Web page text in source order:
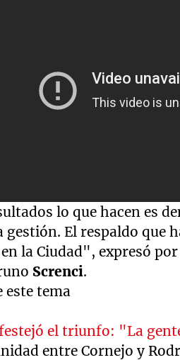
lo que hacen es
gestión. El respaldo que
la Ciudad", expresó
Screnci.
este tema
el triunfo: "La
entre Cornejo y